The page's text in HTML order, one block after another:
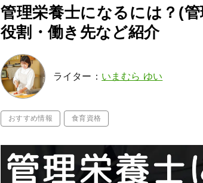
管理栄養士になるには？(
役割・働き先など紹介
ライター： いまむら ゆい
おすすめ情報 食育資格